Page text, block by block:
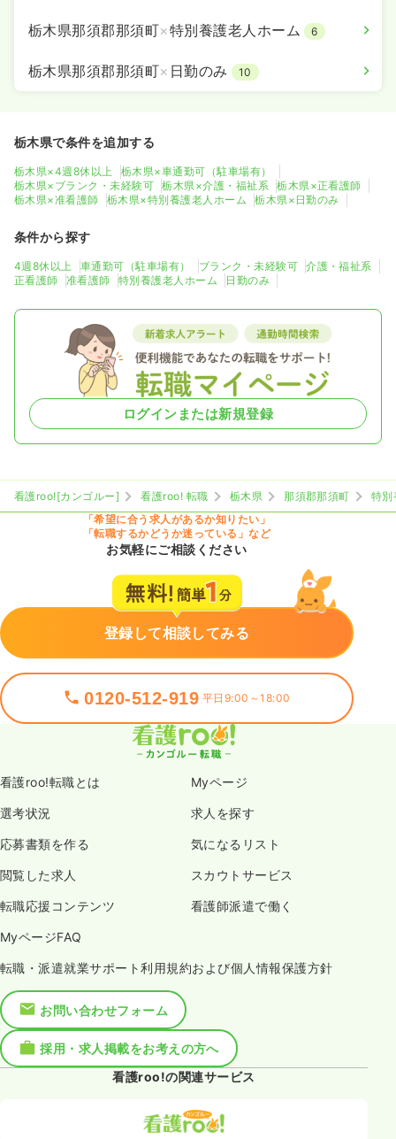
栃木県那須郡那須町×特別養護老人ホーム 6
栃木県那須郡那須町× 日勤のみ 10
栃木県で条件を追加する
栃木県×4週8休以上
栃木県×車通勤可（駐車場有）
栃木県×ブランク・未経験可
栃木県×介護・福祉系
栃木県×正看護師
栃木県×准看護師
栃木県×特別養護老人ホーム 栃木県×日勤のみ
条件から探す
4週8休以上 車通勤可（駐車場有） ブランク・未経験可
介護・福祉系
正看護師
准看護師 特別養護老人ホーム 日勤のみ
ログインまたは新規登録
看護roo![カンゴルー] 看護roo! 転職 栃木県 那須郡那須町
特別
「希望に合う求人があるか知りたい」
「転職するかどうか迷っている」など
お気軽にご相談ください
登録して相談してみる
0120-512-919 平日9:00～18:00
看護roo!転職とは Myページ
選考状況 求人を探す
応募書類を作る 気になるリスト
閲覧した求人 スカウトサービス
転職応援コンテンツ 看護師派遣で働く
MyページFAQ
転職・派遣就業サポート利用規約および個人情報保護方針
お問い合わせフォーム
採用・求人掲載をお考えの方へ
看護roo!の関連サービス